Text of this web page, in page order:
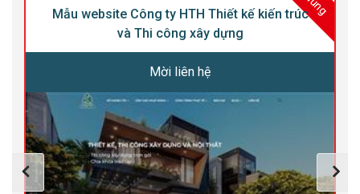
Mẫu website Công ty HTH Thiết kế kiến trúc
và Thi công xây dựng
Mời liên hệ